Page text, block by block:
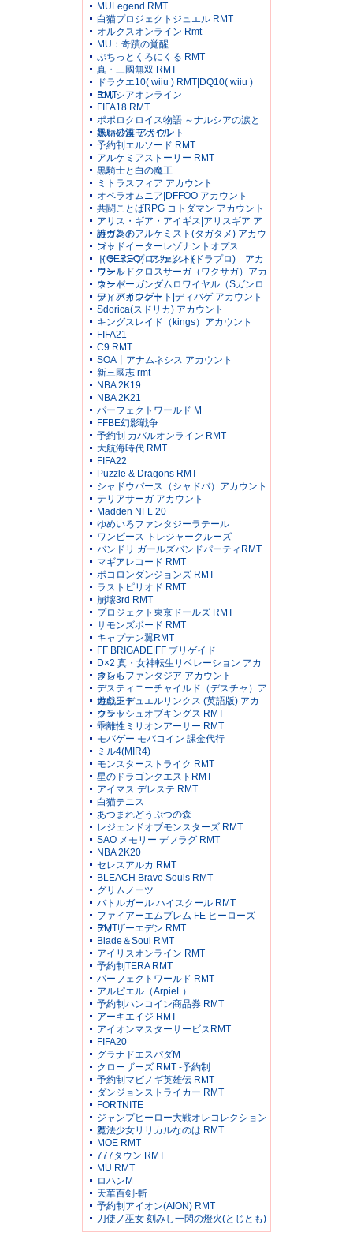
MULegend RMT
白猫プロジェクトジュエル RMT
オルクスオンライン Rmt
MU：奇蹟の覚醒
ぷちっとくろにくる RMT
真・三國無双 RMT
ドラクエ10( wiiu ) RMT|DQ10( wiiu )
RMT
エリシアオンライン
FIFA18 RMT
ポポロクロイス物語 ～ナルシアの涙と
妖精の笛 アカウント
黒い砂漠モバイル
予約制エルソード RMT
アルケミアストーリー RMT
黒騎士と白の魔王
ミトラスフィア アカウント
オペラオムニア|DFFOO アカウント
共闘ことばRPG コトダマン アカウント
アリス・ギア・アイギス|アリスギア ア
カウント
誰ガ為のアルケミスト(タガタメ) アカウ
ント
ゴッドイーターレゾナントオプス
（GEREO）アカウント
ドラゴンプロジェクト(ドラプロ) アカ
ウント
ワールドクロスサーガ（ワクサガ）アカ
ウント
スーパーガンダムロワイヤル（Sガンロ
ワ）アカウント
ディバインゲート|ディバゲ アカウント
Sdorica(スドリカ) アカウント
キングスレイド（kings）アカウント
FIFA21
C9 RMT
SOA丨アナムネシス アカウント
新三國志 rmt
NBA 2K19
NBA 2K21
パーフェクトワールド M
FFBE幻影戦争
予約制 カバルオンライン RMT
大航海時代 RMT
FIFA22
Puzzle & Dragons RMT
シャドウバース（シャドバ）アカウント
テリアサーガ アカウント
Madden NFL 20
ゆめいろファンタジーラテール
ワンピース トレジャークルーズ
バンドリ ガールズバンドパーティRMT
マギアレコード RMT
ポコロンダンジョンズ RMT
ラストピリオド RMT
崩壊3rd RMT
プロジェクト東京ドールズ RMT
サモンズボード RMT
キャプテン翼RMT
FF BRIGADE|FF ブリゲイド
D×2 真・女神転生リベレーション アカ
ウント
きららファンタジア アカウント
デスティニーチャイルド（デスチャ）ア
カウント
遊戯王デュエルリンクス (英語版) アカ
ウント
クラッシュオブキングス RMT
乖離性ミリオンアーサー RMT
モバゲー モバコイン 課金代行
ミル4(MIR4)
モンスターストライク RMT
星のドラゴンクエストRMT
アイマス デレステ RMT
白猫テニス
あつまれどうぶつの森
レジェンドオブモンスターズ RMT
SAO メモリー デフラグ RMT
NBA 2K20
セレスアルカ RMT
BLEACH Brave Souls RMT
グリムノーツ
バトルガール ハイスクール RMT
ファイアーエムブレム FE ヒーローズ
RMT
アナザーエデン RMT
Blade＆Soul RMT
アイリスオンライン RMT
予約制TERA RMT
パーフェクトワールド RMT
アルピエル（ArpieL）
予約制ハンコイン商品券 RMT
アーキエイジ RMT
アイオンマスターサービスRMT
FIFA20
グラナドエスパダM
クローザーズ RMT -予約制
予約制マビノギ英雄伝 RMT
ダンジョンストライカー RMT
FORTNITE
ジャンプヒーロー大戦オレコレクション
2
魔法少女リリカルなのは RMT
MOE RMT
777タウン RMT
MU RMT
ロハンM
天華百剣-斬
予約制アイオン(AION) RMT
刀使ノ巫女 刻みし一閃の燈火(とじとも)